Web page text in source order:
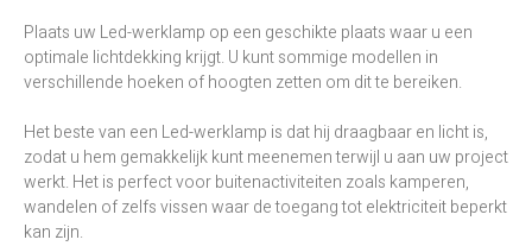
Plaats uw Led-werklamp op een geschikte plaats waar u een
optimale lichtdekking krijgt. U kunt sommige modellen in
verschillende hoeken of hoogten zetten om dit te bereiken.
Het beste van een Led-werklamp is dat hij draagbaar en licht is,
zodat u hem gemakkelijk kunt meenemen terwijl u aan uw project
werkt. Het is perfect voor buitenactiviteiten zoals kamperen,
wandelen of zelfs vissen waar de toegang tot elektriciteit beperkt
kan zijn.